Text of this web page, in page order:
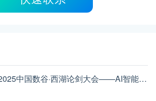
极光受邀出席2025中国数谷·西湖论剑大会——AI智能体应用与安全治理论坛